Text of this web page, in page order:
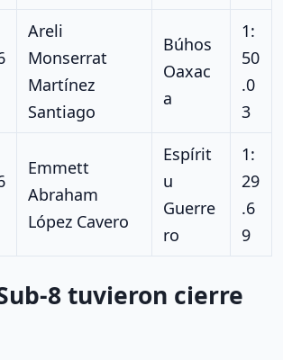
Areli
Monserrat
Martínez
Santiago
Búhos
Oaxac
a
1:
50
.0
3
Emmett
Abraham
López Cavero
Espírit
u
Guerre
ro
1:
29
.6
9
8 tuvieron cierre